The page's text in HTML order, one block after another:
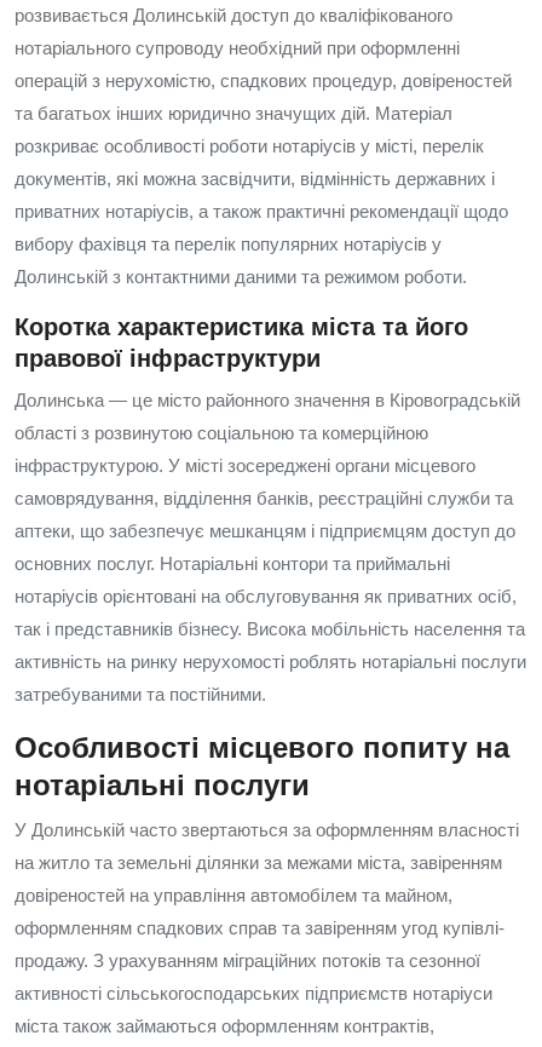
розвивається Долинській доступ до кваліфікованого
нотаріального супроводу необхідний при оформленні
операцій з нерухомістю, спадкових процедур, довіреностей
та багатьох інших юридично значущих дій. Матеріал
розкриває особливості роботи нотаріусів у місті, перелік
документів, які можна засвідчити, відмінність державних і
приватних нотаріусів, а також практичні рекомендації щодо
вибору фахівця та перелік популярних нотаріусів у
Долинській з контактними даними та режимом роботи.
Коротка характеристика міста та його
правової інфраструктури
Долинська — це місто районного значення в Кіровоградській
області з розвинутою соціальною та комерційною
інфраструктурою. У місті зосереджені органи місцевого
самоврядування, відділення банків, реєстраційні служби та
аптеки, що забезпечує мешканцям і підприємцям доступ до
основних послуг. Нотаріальні контори та приймальні
нотаріусів орієнтовані на обслуговування як приватних осіб,
так і представників бізнесу. Висока мобільність населення та
активність на ринку нерухомості роблять нотаріальні послуги
затребуваними та постійними.
Особливості місцевого попиту на
нотаріальні послуги
У Долинській часто звертаються за оформленням власності
на житло та земельні ділянки за межами міста, завіренням
довіреностей на управління автомобілем та майном,
оформленням спадкових справ та завіренням угод купівлі-
продажу. З урахуванням міграційних потоків та сезонної
активності сільськогосподарських підприємств нотаріуси
міста також займаються оформленням контрактів,